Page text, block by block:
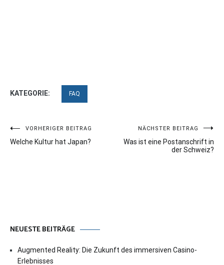
KATEGORIE: FAQ
Beitragsnavigation
VORHERIGER BEITRAG
Welche Kultur hat Japan?
NÄCHSTER BEITRAG
Was ist eine Postanschrift in
der Schweiz?
NEUESTE BEITRÄGE
Augmented Reality: Die Zukunft des immersiven Casino-
Erlebnisses